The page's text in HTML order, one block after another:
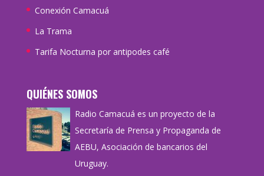
Conexión Camacuá
La Trama
Tarifa Nocturna por antipodes café
QUIÉNES SOMOS
Radio Camacuá es un proyecto de la
Secretaría de Prensa y Propaganda de
AEBU, Asociación de bancarios del
Uruguay.